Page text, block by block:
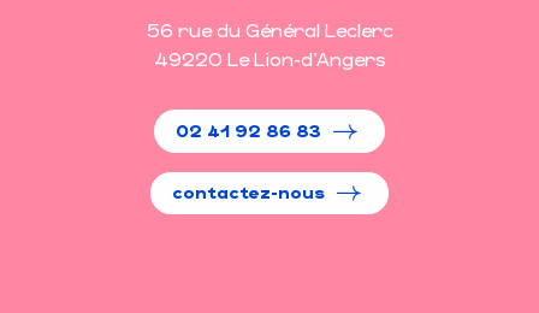
56 rue du Général Leclerc
49220 Le Lion-d'Angers
02 41 92 86 83
contactez-nous